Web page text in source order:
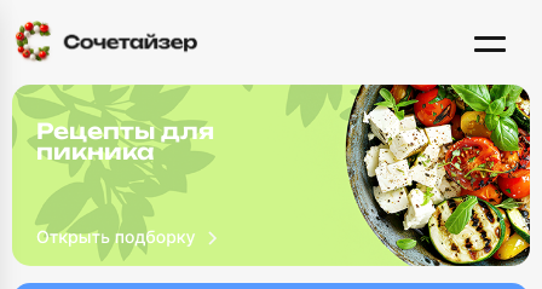
Рецепты для
пикника